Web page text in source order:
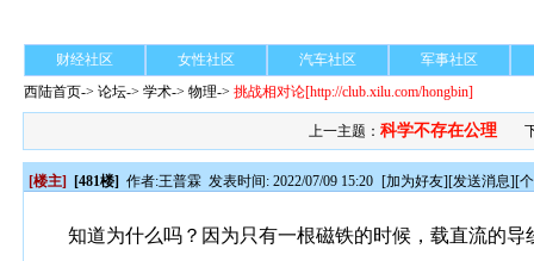
财经社区 女性社区 汽车社区
军事社区
西陆首页->论坛->学术-> 物理->挑战相对论[http://club.xilu.com/hongbin]
上一主题： 科学不存在公理
[楼主] [481楼] 作者:王普霖 发表时间: 2022/07/09 15:20 [加为好友][发送消息][
知道为什么吗？因为只有一根磁铁的时候，载直流的